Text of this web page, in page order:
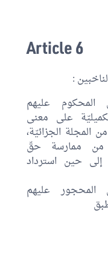
Article 6
:
المحكوم عليهم
على معنى
الفصل 5 من المجلة الجزائيّة،
من ممارسة حقّ
إلى حين استرداد
المحجور عليهم